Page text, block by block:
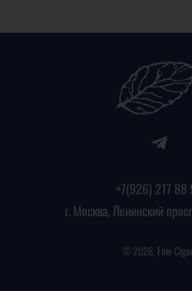
+7(926) 217 88
г. Москва, Ленинский
© 2026, Fine